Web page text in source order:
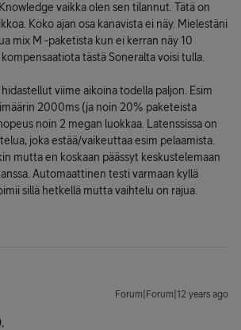
vaikka olen sen tilannut. Tätä on
Koko ajan osa kanavista ei näy. Mielestäni
mix M -paketista kun ei kerran näy 10
tästä Soneralta voisi tulla.
viime aikoina todella paljon. Esim
2000ms (ja noin 20% paketeista
noin 2 megan luokkaa. Latenssissa on
joka estää/vaikeuttaa esim pelaamista.
mutta en koskaan päässyt keskustelemaan
Automaattinen testi varmaan kyllä
sillä hetkellä mutta vaihtelu on rajua.
Forum|Forum|12 years ago
,